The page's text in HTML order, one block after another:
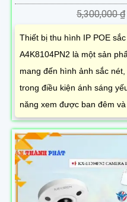
5,300,000 ₫
Thiết bị thu hình IP POE
A4K8104PN2 là một sản
mang đến hình ảnh sắc nét,
trong điều kiện ánh sáng
năng xem được ban đêm và